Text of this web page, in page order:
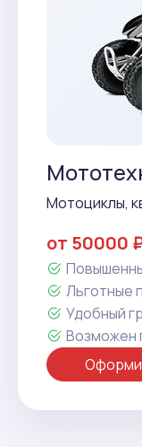
Мотоциклы,
от 50000
Льготные
Удобный
Возможен